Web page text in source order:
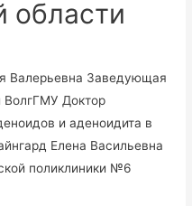
области
Валерьевна Заведующая
ВолгГМУ Доктор
и аденоидита в
Елена Васильевна
поликлиники №6